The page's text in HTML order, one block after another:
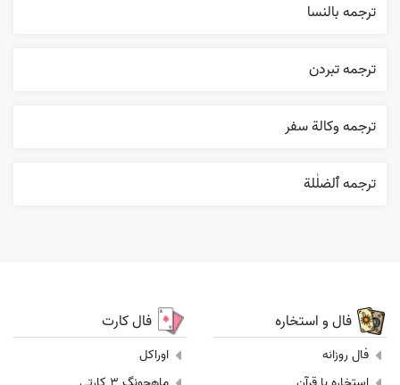
ترجمه بالنسا
ترجمه تبردن
ترجمه وکالة سفر
ترجمه ٱلضلٰلة
فال و استخاره
فال روزانه
فال کارت
اوراکل